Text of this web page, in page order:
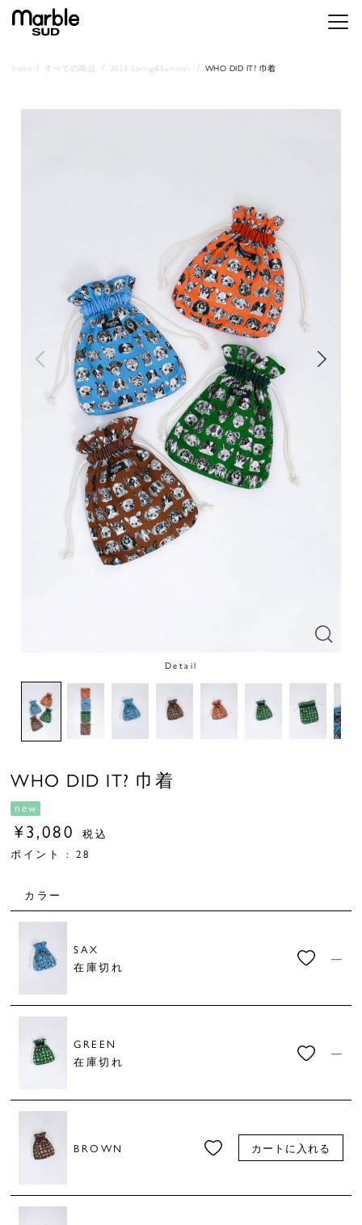
メニ
home すべての商品 2025 Spring&Summer WHO DID IT? 巾着
Detail
WHO DID IT? 巾着
new
¥3,080
税込
ポイント : 28
カラー
SAX
在庫切れ
—
GREEN
在庫切れ
—
BROWN カートに入れる